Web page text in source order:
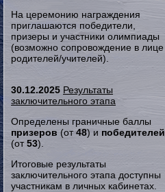
На церемонию награждения
приглашаются победители,
призеры и участники олимпиады
(возможно сопровождение в лице
родителей/учителей).
30.12.2025 Результаты
заключительного этапа
Определены граничные баллы
призеров (от48) и победителей
(от53).
Итоговые результаты
заключительного этапа доступны
участникам в личных кабинетах.